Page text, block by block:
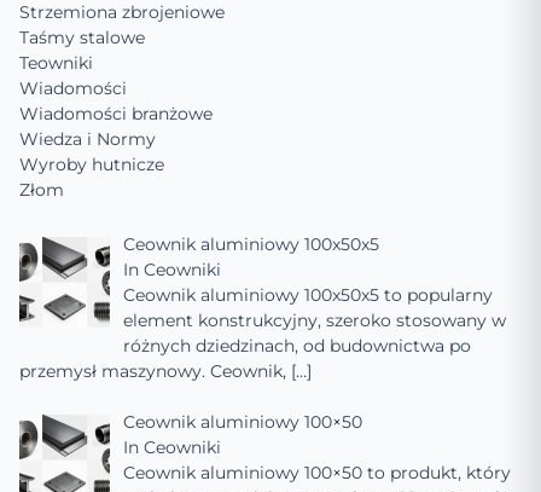
Strzemiona zbrojeniowe
Taśmy stalowe
Teowniki
Wiadomości
Wiadomości branżowe
Wiedza i Normy
Wyroby hutnicze
Złom
Ceownik aluminiowy 100x50x5
In Ceowniki
Ceownik aluminiowy 100x50x5 to popularny
element konstrukcyjny, szeroko stosowany w
różnych dziedzinach, od budownictwa po
przemysł maszynowy. Ceownik, […]
Ceownik aluminiowy 100×50
In Ceowniki
Ceownik aluminiowy 100×50 to produkt, który